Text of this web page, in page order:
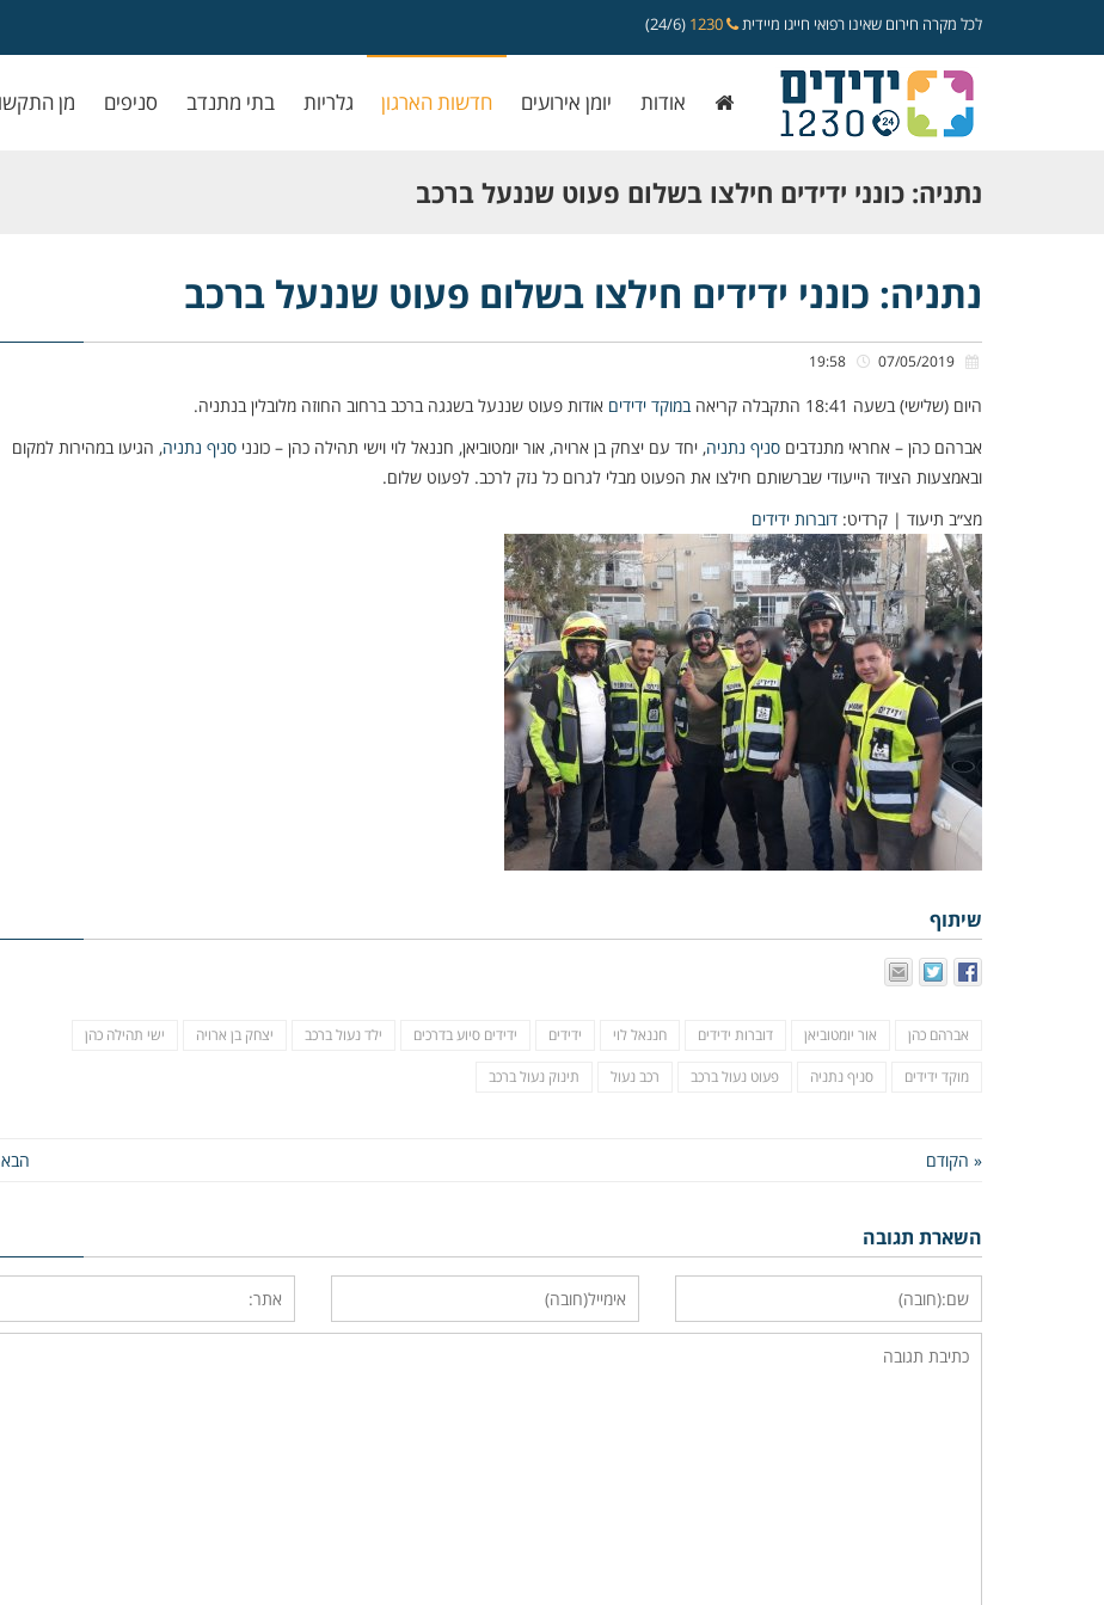
לכל מקרה חירום שאינו רפואי חייגו מיידית (24/6)
אודות יומן אירועים חדשות הארגון גלריות בתי מתנדב סניפים מן
נתניה: כונני ידידים חילצו בשלום פעוט שננעל ברכב
נתניה: כונני ידידים חילצו בשלום פעוט שננעל ברכב
היום (שלישי) בשעה 18:41 התקבלה קריאה במוקד ידידים אודות פעוט שננעל בשגגה ברכב ברחוב החוזה מלובלין בנתניה.
אברהם כהן – אחראי מתנדבים סניף נתניה, יחד עם יצחק בן ארויה, אור יומטוביאן, חננאל לוי וישי תהילה כהן – כונני סניף נתניה, הגיעו במהירות למקום
ובאמצעות הציוד הייעודי שברשותם חילצו את הפעוט מבלי לגרום כל נזק לרכב. לפעוט שלום.
מצ״ב תיעוד | קרדיט: דוברות ידידים
שיתוף
אברהם כהן אור יומטוביאן דוברות ידידים חננאל לוי ידידים ידידים סיוע בדרכים ילד נעול ברכב יצחק בן ארויה ישי תהילה כהן
מוקד ידידים סניף נתניה פעוט נעול ברכב רכב נעול תינוק נעול ברכב
« הקודם
השארת תגובה